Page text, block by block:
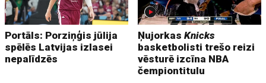
Portāls: Porziņģis jūlija
spēlēs Latvijas izlasei
nepalīdzēs
ŅujorkasKnicks
basketbolisti trešo reizi
vēsturē izcīna NBA
čempiontitulu